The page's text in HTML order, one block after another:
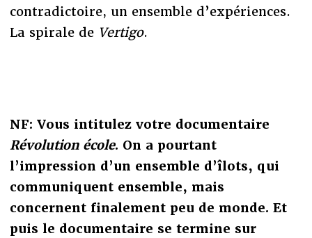
contradictoire, un ensemble d’expériences.
La spirale de Vertigo.
NF: Vous intitulez votre documentaire
Révolution école. On a pourtant
l’impression d’un ensemble d’îlots, qui
communiquent ensemble, mais
concernent finalement peu de monde. Et
puis le documentaire se termine sur